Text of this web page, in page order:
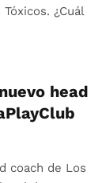
¿Cuál
head
coach de Los